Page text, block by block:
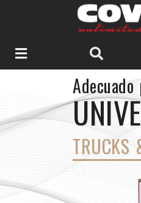
Adecuado
TRUCKS